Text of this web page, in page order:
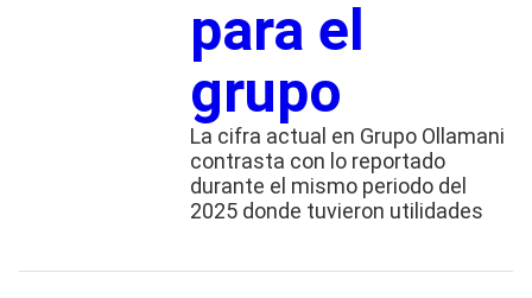
para el
grupo
La cifra actual en Grupo Ollamani
contrasta con lo reportado
durante el mismo periodo del
2025 donde tuvieron utilidades